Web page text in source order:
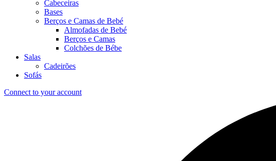
Cabeceiras
Bases
Berços e Camas de Bebé
Almofadas de Bebé
Berços e Camas
Colchões de Bébe
Salas
Cadeirões
Sofás
Connect to your account